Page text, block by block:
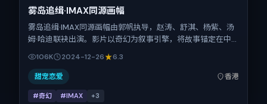
雾岛追缉·IMAX同源画幅
雾岛追缉·IMAX同源画幅由郭帆执导，赵涛、舒淇、杨紫、汤
姆·哈迪联袂出演。影片以奇幻为叙事引擎，将故事锚定在中
国香港，借华语社会的人情与规则推进人物抉择与反转。
2024年12月26日于中国香港首映（贺岁档前后），片长105
分钟，适合喜欢强情节与细腻表演的观众。
106K 2024-12-26 6.3
甜宠恋爱 香港
#奇幻 #IMAX +3